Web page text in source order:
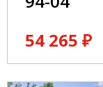
54 265 ₽